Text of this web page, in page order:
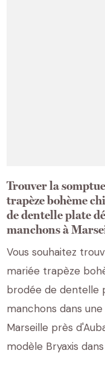
Trouver la
trapèze bohème
de dentelle plate
manchons à
Vous souhaitez
mariée trapèze
brodée de dentelle
manchons dans
Marseille près
modèle Bryaxis